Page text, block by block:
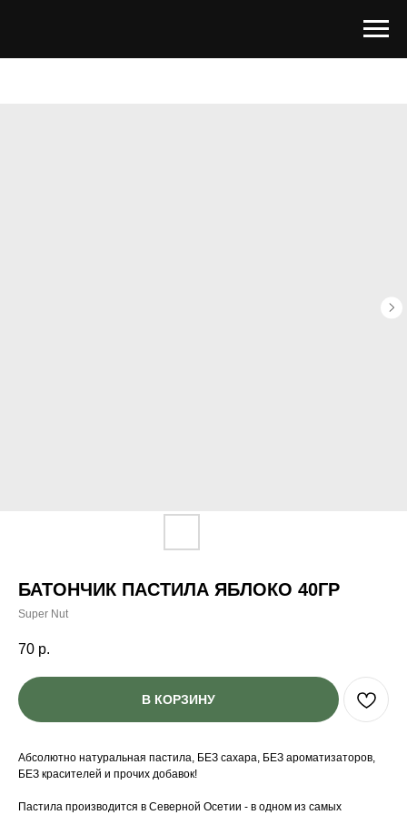
БАТОНЧИК ПАСТИЛА ЯБЛОКО 40ГР
Super Nut
70 р.
В КОРЗИНУ
Абсолютно натуральная пастила, БЕЗ сахара, БЕЗ ароматизаторов,
БЕЗ красителей и прочих добавок!
Пастила производится в Северной Осетии - в одном из самых